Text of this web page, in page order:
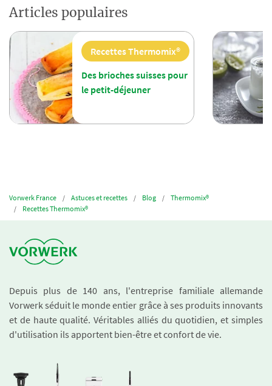
Articles populaires
Recettes Thermomix®
Des brioches suisses pour
le petit-déjeuner
Vorwerk France Astuces et recettes Blog
Thermomix®
Recettes Thermomix®
Depuis plus de 140 ans, l'entreprise familiale allemande
Vorwerk séduit le monde entier grâce à ses produits innovants
et de haute qualité. Véritables alliés du quotidien, et simples
d'utilisation ils apportent bien-être et confort de vie.